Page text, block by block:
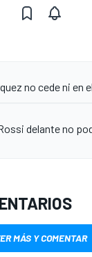
no cede ni en
delante no
MÁS Y COMENTAR